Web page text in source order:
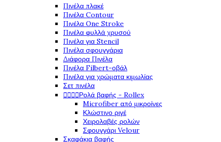
Πινέλα πλακέ
Πινέλα Contour
Πινέλα One Stroke
Πινέλα φυλλά χρυσού
Πινέλα για Stencil
Πινέλα σφουγγάρια
Διάφορα Πινέλα
Πινέλα Filbert-οβάλ
Πινέλα για χρώματα κιμωλίας
Σετ πινέλα
Ρολά βαφής - Rollex
Microfiber από μικροίνες
Κλώστινο ριγέ
Χειρολαβές ρολών
Σφουγγάρι Velour
Σκαφάκια βαφής